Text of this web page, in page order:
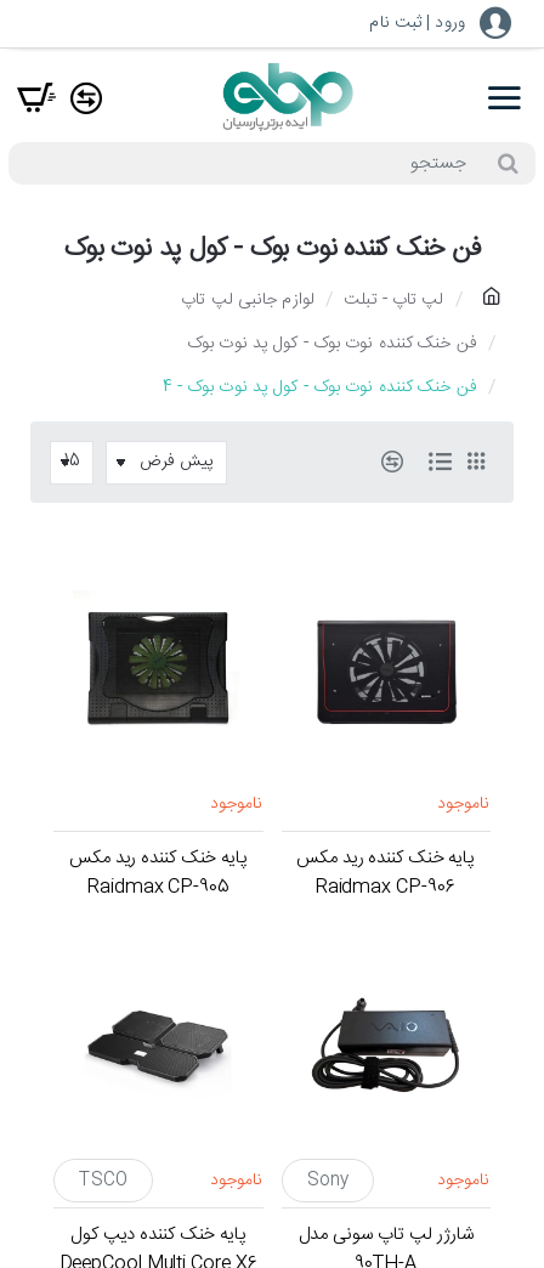
ورود | ثبت نام
فن خنک کننده نوت بوک - کول پد نوت بوک
o
m
لپ تاپ - تبلت
لوازم جانبی لپ تاپ
فن خنک کننده نوت بوک - کول پد نوت بوک
فن خنک کننده نوت بوک - کول پد نوت بوک - 4
ناموجود
پایه خنک کننده رید مکس
Raidmax CP-906
ناموجود
پایه خنک کننده رید مکس
Raidmax CP-905
ناموجود Sony
شارژر لپ تاپ سونی مدل
ناموجود TSCO
پایه خنک کننده دیپ کول